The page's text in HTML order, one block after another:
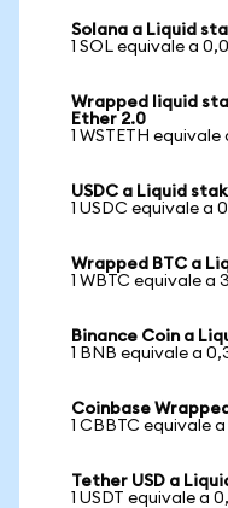
Solana a Liquid
1 SOL equivale a
Wrapped liquid
Ether 2.0
1 WSTETH equivale
USDC a Liquid
1 USDC equivale a
Wrapped BTC a
1 WBTC equivale a
Binance Coin a
1 BNB equivale a
Coinbase
1 CBBTC equivale
Tether USD a
1 USDT equivale a